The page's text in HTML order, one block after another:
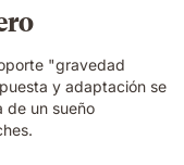
"gravedad
y adaptación se
de un sueño